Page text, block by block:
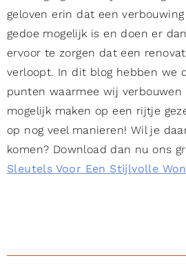
geloven erin dat een
gedoe mogelijk is en doen er
ervoor te zorgen dat een
verloopt. In dit blog hebben we
punten waarmee wij verbouwen
mogelijk maken op een rijtje
op nog veel manieren! Wil je
komen? Download dan nu ons
Sleutels Voor Een Stijlvolle